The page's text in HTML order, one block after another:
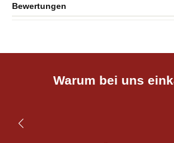
Bewertungen
Warum bei uns